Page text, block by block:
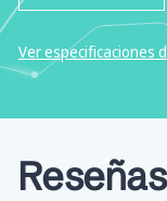
Ver especificaciones
Reseñas